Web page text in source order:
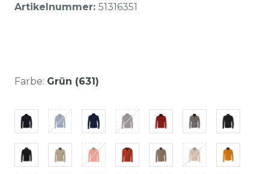
Artikelnummer: 51316351
Farbe: Grün (631)